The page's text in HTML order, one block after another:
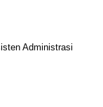
Administrasi